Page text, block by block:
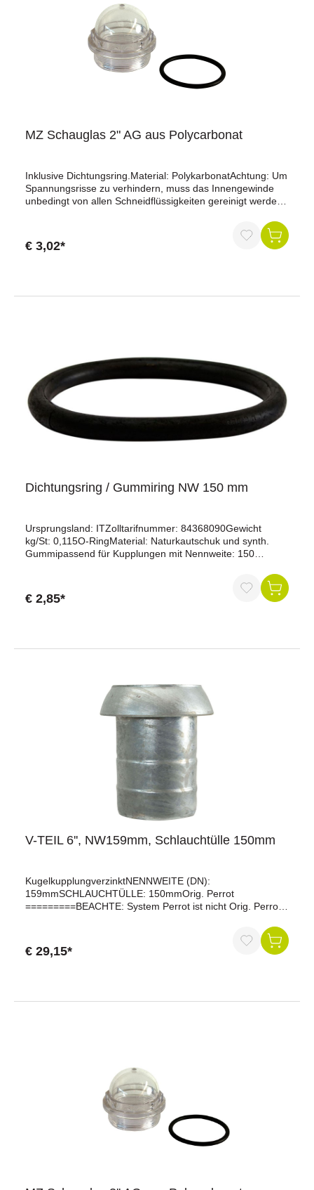
MZ Schauglas 2" AG aus Polycarbonat
Inklusive Dichtungsring.Material: PolykarbonatAchtung: Um
Spannungsrisse zu verhindern, muss das Innengewinde
unbedingt von allen Schneidflüssigkeiten gereinigt werden.
keinesfalls über 70 °C.Original MZ/METALTECNICA
€ 3,02*
Dichtungsring / Gummiring NW 150 mm
Ursprungsland: ITZolltarifnummer: 84368090Gewicht
kg/St: 0,115O-RingMaterial: Naturkautschuk und synth.
Gummipassend für Kupplungen mit Nennweite: 150
€ 2,85*
V-TEIL 6'', NW159mm, Schlauchtülle 150mm
KugelkupplungverzinktNENNWEITE (DN):
159mmSCHLAUCHTÜLLE: 150mmOrig. Perrot
=========BEACHTE: System Perrot ist nicht Orig. Perrot
€ 29,15*